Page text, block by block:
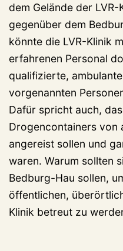
dem Gelände der
gegenüber dem
könnte die LVR-Klinik
erfahrenen Personal
qualifizierte,
vorgenannten
Dafür spricht auch,
Drogencontainers von
angereist sollen und
waren. Warum sollten
Bedburg-Hau sollen,
öffentlichen,
Klinik betreut zu